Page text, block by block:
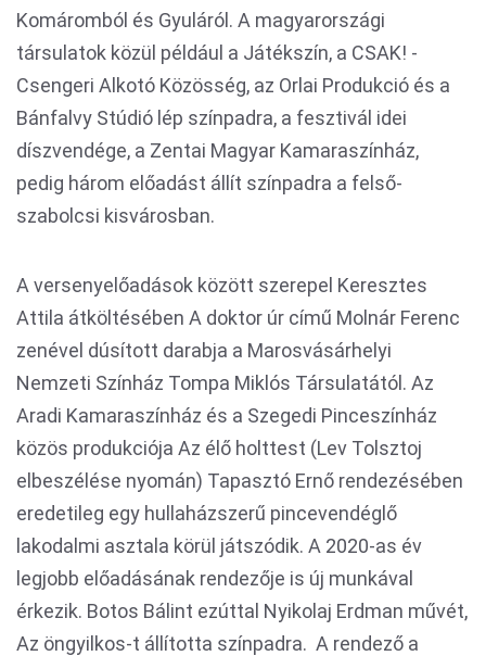
Komáromból és Gyuláról. A magyarországi
társulatok közül például a Játékszín, a CSAK! -
Csengeri Alkotó Közösség, az Orlai Produkció és a
Bánfalvy Stúdió lép színpadra, a fesztivál idei
díszvendége, a Zentai Magyar Kamaraszínház,
pedig három előadást állít színpadra a felső-
szabolcsi kisvárosban.
A versenyelőadások között szerepel Keresztes
Attila átköltésében A doktor úr című Molnár Ferenc
zenével dúsított darabja a Marosvásárhelyi
Nemzeti Színház Tompa Miklós Társulatától. Az
Aradi Kamaraszínház és a Szegedi Pinceszínház
közös produkciója Az élő holttest (Lev Tolsztoj
elbeszélése nyomán) Tapasztó Ernő rendezésében
eredetileg egy hullaházszerű pincevendéglő
lakodalmi asztala körül játszódik. A 2020-as év
legjobb előadásának rendezője is új munkával
érkezik. Botos Bálint ezúttal Nyikolaj Erdman művét,
Az öngyilkos-t állította színpadra. A rendező a